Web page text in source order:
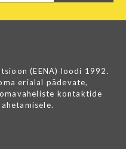
(EENA) loodi 1992.
erialal pädevate,
kontaktide